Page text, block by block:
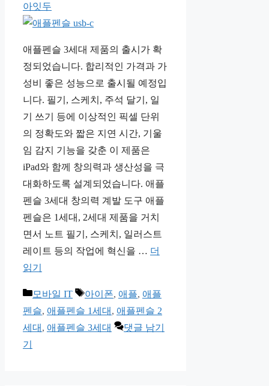
아잇두
애플펜슬 3세대 제품의 출시가 확
정되었습니다. 합리적인 가격과 가
성비 좋은 성능으로 출시될 예정입
니다. 필기, 스케치, 주석 달기, 일
기 쓰기 등에 이상적인 픽셀 단위
의 정확도와 짧은 지연 시간, 기울
임 감지 기능을 갖춘 이 제품은
iPad와 함께 창의력과 생산성을 극
대화하도록 설계되었습니다. 애플
펜슬 3세대 창의력 계발 도구 애플
펜슬은 1세대, 2세대 제품을 거치
면서 노트 필기, 스케치, 일러스트
레이트 등의 작업에 혁신을 … 더
읽기
카
테
고
모바일 IT
태
그
아이폰, 애플, 애플
펜슬, 애플펜슬 1세대 , 애플펜슬 2
세대 , 애플펜슬 3세대
댓글 남기
기